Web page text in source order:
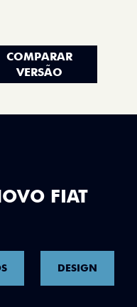
COMPARAR
VERSÃO
FIAT
DESIGN